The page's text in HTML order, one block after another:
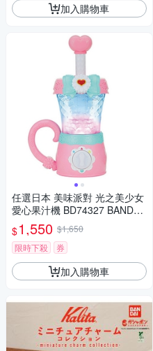
加入購物車
任選日本 美味派對 光之美少女
愛心果汁機 BD74327 BANDAI
公司貨
$1,550 $1,650
限時下殺
券
加入購物車